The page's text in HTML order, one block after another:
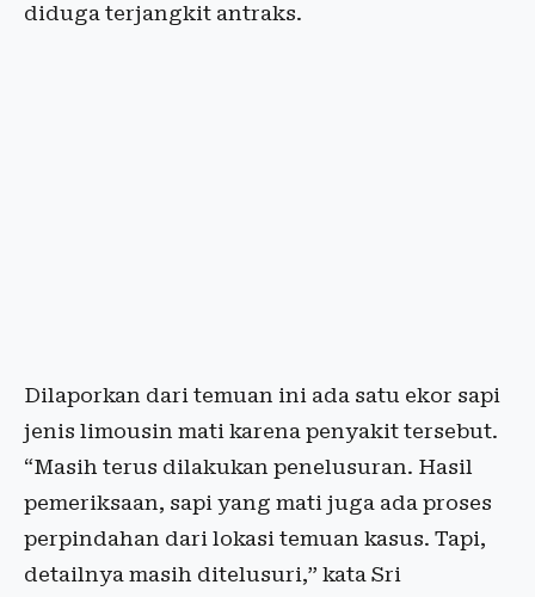
diduga terjangkit antraks.
Dilaporkan dari temuan ini ada satu ekor sapi
jenis limousin mati karena penyakit tersebut.
“Masih terus dilakukan penelusuran. Hasil
pemeriksaan, sapi yang mati juga ada proses
perpindahan dari lokasi temuan kasus. Tapi,
detailnya masih ditelusuri,” kata Sri